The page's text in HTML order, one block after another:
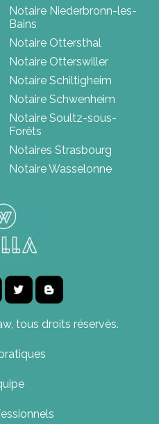
Notaire Niederbronn-les-
Bains
Notaire Ottersthal
Notaire Otterswiller
Notaire Schiltigheim
Notaire Schwenheim
Notaire Soultz-sous-
Forêts
Notaires Strasbourg
Notaire Wasselonne
tous droits réservés.